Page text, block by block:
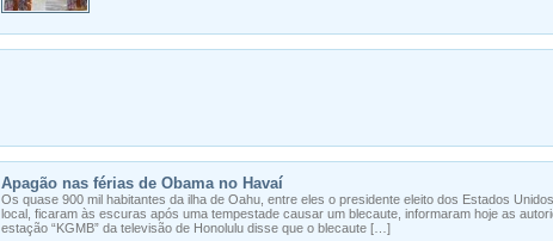
Apagão nas férias de Obama no Havaí
Os quase 900 mil habitantes da ilha de Oahu, entre eles o presidente eleito dos Estados
local, ficaram às escuras após uma tempestade causar um blecaute, informaram hoje as
estação “KGMB” da televisão de Honolulu disse que o blecaute […]